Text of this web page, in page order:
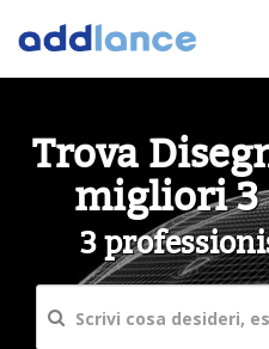
Trova
migliori 3
3